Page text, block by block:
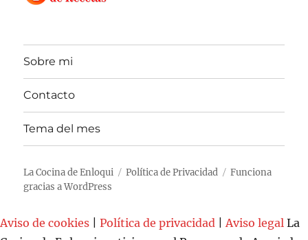
Sobre mi
Contacto
Tema del mes
La Cocina de Enloqui Política de Privacidad
Funciona
gracias a WordPress
Aviso de cookies Política de privacidad Aviso legal La